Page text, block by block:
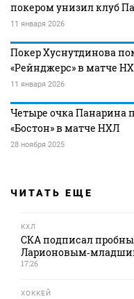
покером унизил клуб
11 января 2026
Покер Хуснутдинова
«Рейнджерс» в матче
11 января 2026
Четыре очка Панарина
«Бостон» в матче НХЛ
28 ноября 2025
ЧИТАТЬ ЕЩЕ
КХЛ
СКА подписал
17:26
ХОККЕЙ